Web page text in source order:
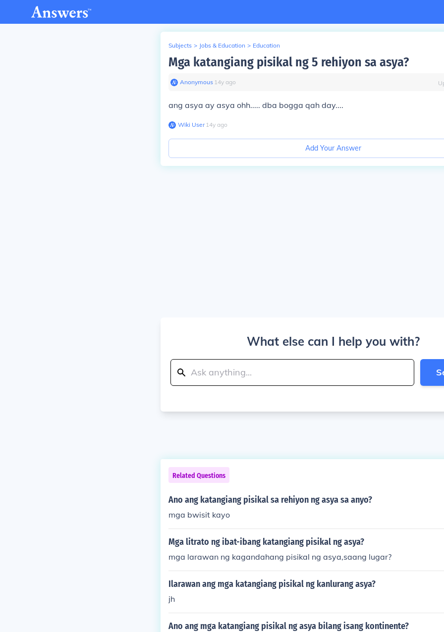
Subjects > Jobs & Education > Education
Mga katangiang pisikal ng 5 rehiyon sa asya?
Anonymous∙ 14y ago
ang asya ay asya ohh..... dba bogga qah day....
Wiki User∙14y ago
Add Your Answer
What else can I help you with?
Related Questions
Ano ang katangiang pisikal sa rehiyon ng asya sa anyo?
mga bwisit kayo
Mga litrato ng ibat-ibang katangiang pisikal ng asya?
mga larawan ng kagandahang pisikal ng asya,saang lugar?
Ilarawan ang mga katangiang pisikal ng kanlurang asya?
jh
Ano ang mga katangiang pisikal ng asya bilang isang kontinente?